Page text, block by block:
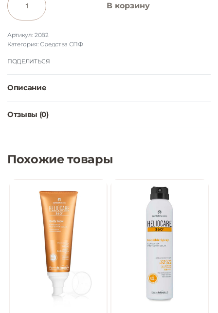
В корзину
2082
Категория:Средства СПФ
ПОДЕЛИТЬСЯ
Описание
Отзывы (0)
Похожие товары